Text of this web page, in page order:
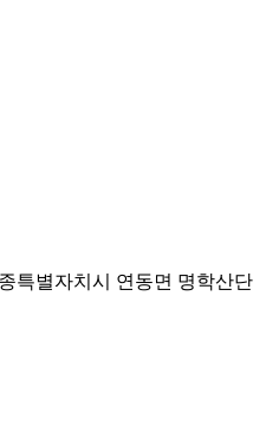
특별자치시 연동면 명학산단